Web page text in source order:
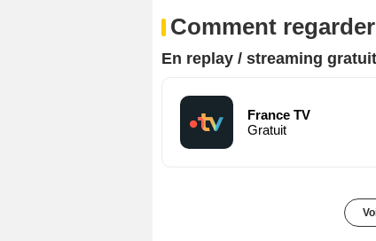
Comment
En replay / streaming gratuit
France TV
Gratuit